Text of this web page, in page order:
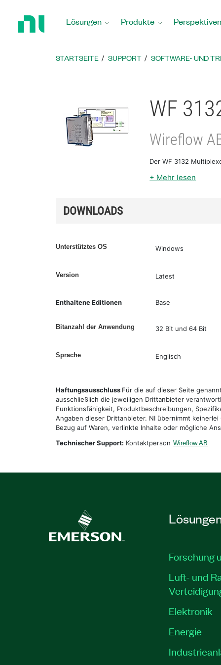
Startseite
Lösungen Produkte Perspektiven
STARTSEITE SUPPORT SOFTWARE- UND
WF
Wireflow
Der WF 3132
+ Mehr lesen
DOWNLOADS
Unterstütztes OS Windows
Version Latest
Enthaltene Editionen Base
Bitanzahl der Anwendung 32 Bit und 64 Bit
Sprache Englisch
Haftungsausschluss Für die auf dieser Seite
ausschließlich die jeweiligen Drittanbieter
Funktionsfähigkeit, Produktbeschreibungen,
Angaben dieser Drittanbieter. NI übernimmt
Bezug auf Waren, verlinkte Inhalte oder mögliche
Technischer Support: Kontaktperson Wireflow AB
Forschung
Luft- und
Elektronik
Energie